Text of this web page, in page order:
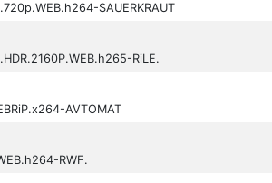
SAUERKRAUT
RiLE.
AVTOMAT
RWF.